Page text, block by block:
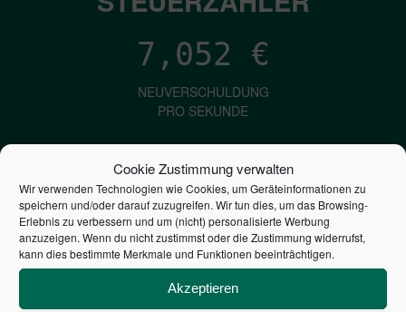
Cookie Zustimmung verwalten
Wir verwenden Technologien wie Cookies, um Geräteinformationen zu
speichern und/oder darauf zuzugreifen. Wir tun dies, um das Browsing-
Erlebnis zu verbessern und um (nicht) personalisierte Werbung
anzuzeigen. Wenn du nicht zustimmst oder die Zustimmung widerrufst,
kann dies bestimmte Merkmale und Funktionen beeinträchtigen.
Akzeptieren
7,052 €
NEUVERSCHULDUNG
PRO SEKUNDE
1,601€
ZINSEN
PRO SEKUNDE